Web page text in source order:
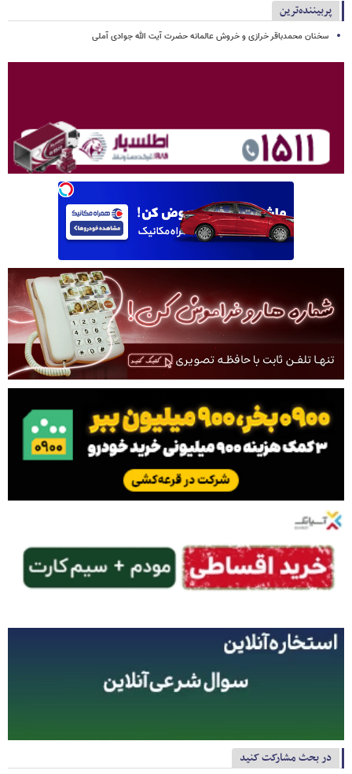
پربیننده‌ترین
سخنان محمدباقر خرازی و خروش عالمانه حضرت آیت الله جوادی آملی
در بحث مشارکت کنید